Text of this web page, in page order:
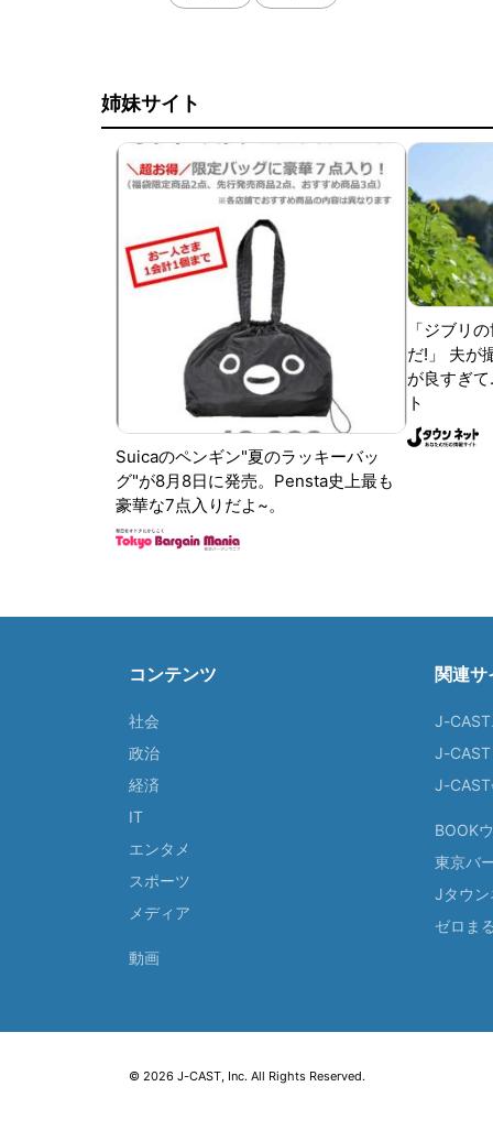
姉妹サイト
Suicaのペンギン"夏のラッキーバッ
グ"が8月8日に発売。Pensta史上最も
豪華な7点入りだよ~。
「ジブリ
だ!」 夫が
が良すぎ
ト
コンテンツ
社会
政治
経済
IT
エンタメ
スポーツ
メディア
動画
関連サ
J-
J-
J-
BOOK
東京バ
Jタウン
ゼロま
© 2026 J-CAST, Inc. All Rights Reserved.